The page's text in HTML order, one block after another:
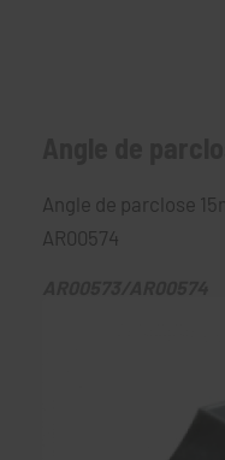
Angle de parclose
AR00574